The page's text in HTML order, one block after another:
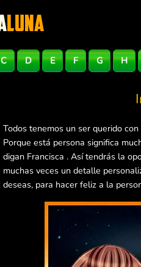
C D E F G H
Todos tenemos un ser querido
Porque está persona significa
digan Francisca . Así tendrás la
muchas veces un detalle
deseas, para hacer feliz a la